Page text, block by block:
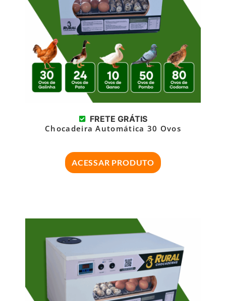
FRETE GRÁTIS
Chocadeira Automática 30 Ovos
ACESSAR PRODUTO